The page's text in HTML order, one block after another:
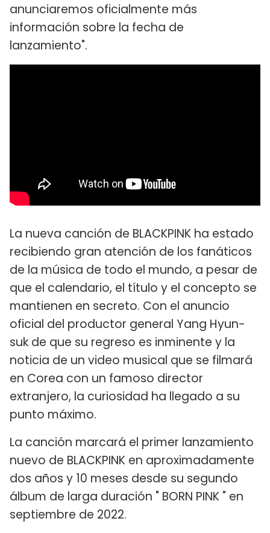
anunciaremos oficialmente más
información sobre la fecha de
lanzamiento".
La nueva canción de BLACKPINK ha estado
recibiendo gran atención de los fanáticos
de la música de todo el mundo, a pesar de
que el calendario, el título y el concepto se
mantienen en secreto. Con el anuncio
oficial del productor general Yang Hyun-
suk de que su regreso es inminente y la
noticia de un video musical que se filmará
en Corea con un famoso director
extranjero, la curiosidad ha llegado a su
punto máximo.
La canción marcará el primer lanzamiento
nuevo de BLACKPINK en aproximadamente
dos años y 10 meses desde su segundo
álbum de larga duración " BORN PINK " en
septiembre de 2022.